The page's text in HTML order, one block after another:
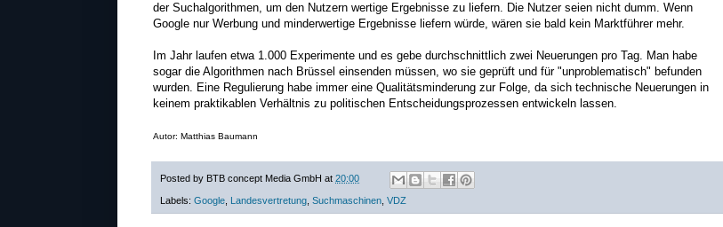
der Suchalgorithmen, um den Nutzern wertige Ergebnisse zu liefern. Die Nutzer seien nicht dumm. Wenn
Google nur Werbung und minderwertige Ergebnisse liefern würde, wären sie bald kein Marktführer mehr.
Im Jahr laufen etwa 1.000 Experimente und es gebe durchschnittlich zwei Neuerungen pro Tag. Man habe
sogar die Algorithmen nach Brüssel einsenden müssen, wo sie geprüft und für "unproblematisch" befunden
wurden. Eine Regulierung habe immer eine Qualitätsminderung zur Folge, da sich technische Neuerungen in
keinem praktikablen Verhältnis zu politischen Entscheidungsprozessen entwickeln lassen.
Autor: Matthias Baumann
Posted by BTB concept Media GmbH at 20:00
Labels: Google Landesvertretung Suchmaschinen VDZ